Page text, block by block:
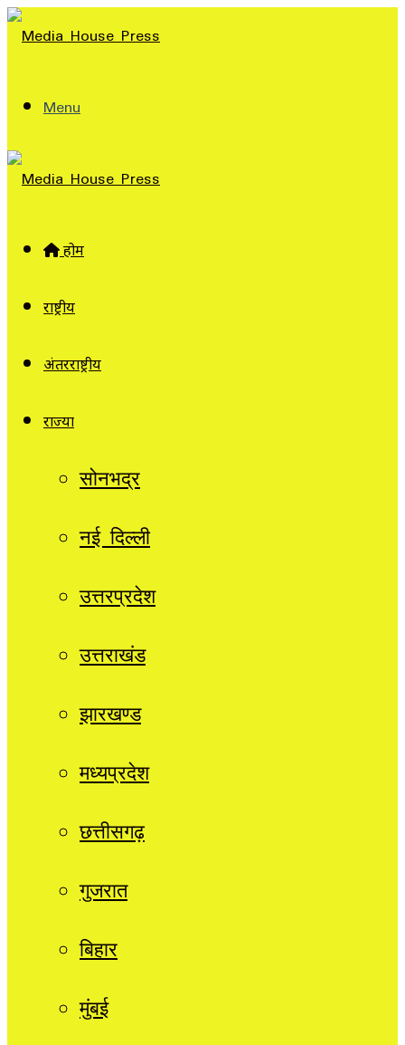
Menu
होम
राष्ट्रीय
अंतरराष्ट्रीय
राज्यों
सोनभद्र
नई दिल्ली
उत्तरप्रदेश
उत्तराखंड
झारखण्ड
मध्यप्रदेश
छत्तीसगढ़
गुजरात
बिहार
मुंबई